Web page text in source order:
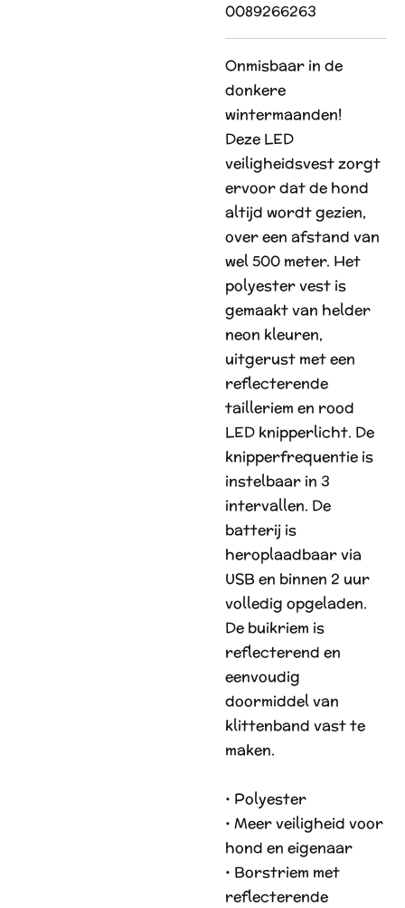
0089266263
Onmisbaar in de
donkere
wintermaanden!
Deze LED
veiligheidsvest zorgt
ervoor dat de hond
altijd wordt gezien,
over een afstand van
wel 500 meter. Het
polyester vest is
gemaakt van helder
neon kleuren,
uitgerust met een
reflecterende
tailleriem en rood
LED knipperlicht. De
knipperfrequentie is
instelbaar in 3
intervallen. De
batterij is
heroplaadbaar via
USB en binnen 2 uur
volledig opgeladen.
De buikriem is
reflecterend en
eenvoudig
doormiddel van
klittenband vast te
maken.
• Polyester
• Meer veiligheid voor
hond en eigenaar
• Borstriem met
reflecterende